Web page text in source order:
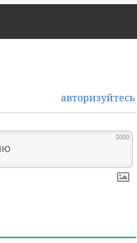
авторизуйтесь
5000